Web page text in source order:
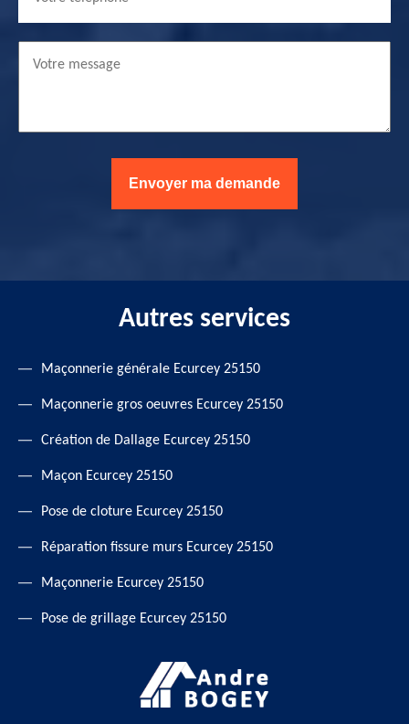
Autres services
Maçonnerie générale Ecurcey 25150
Maçonnerie gros oeuvres Ecurcey 25150
Création de Dallage Ecurcey 25150
Maçon Ecurcey 25150
Pose de cloture Ecurcey 25150
Réparation fissure murs Ecurcey 25150
Maçonnerie Ecurcey 25150
Pose de grillage Ecurcey 25150